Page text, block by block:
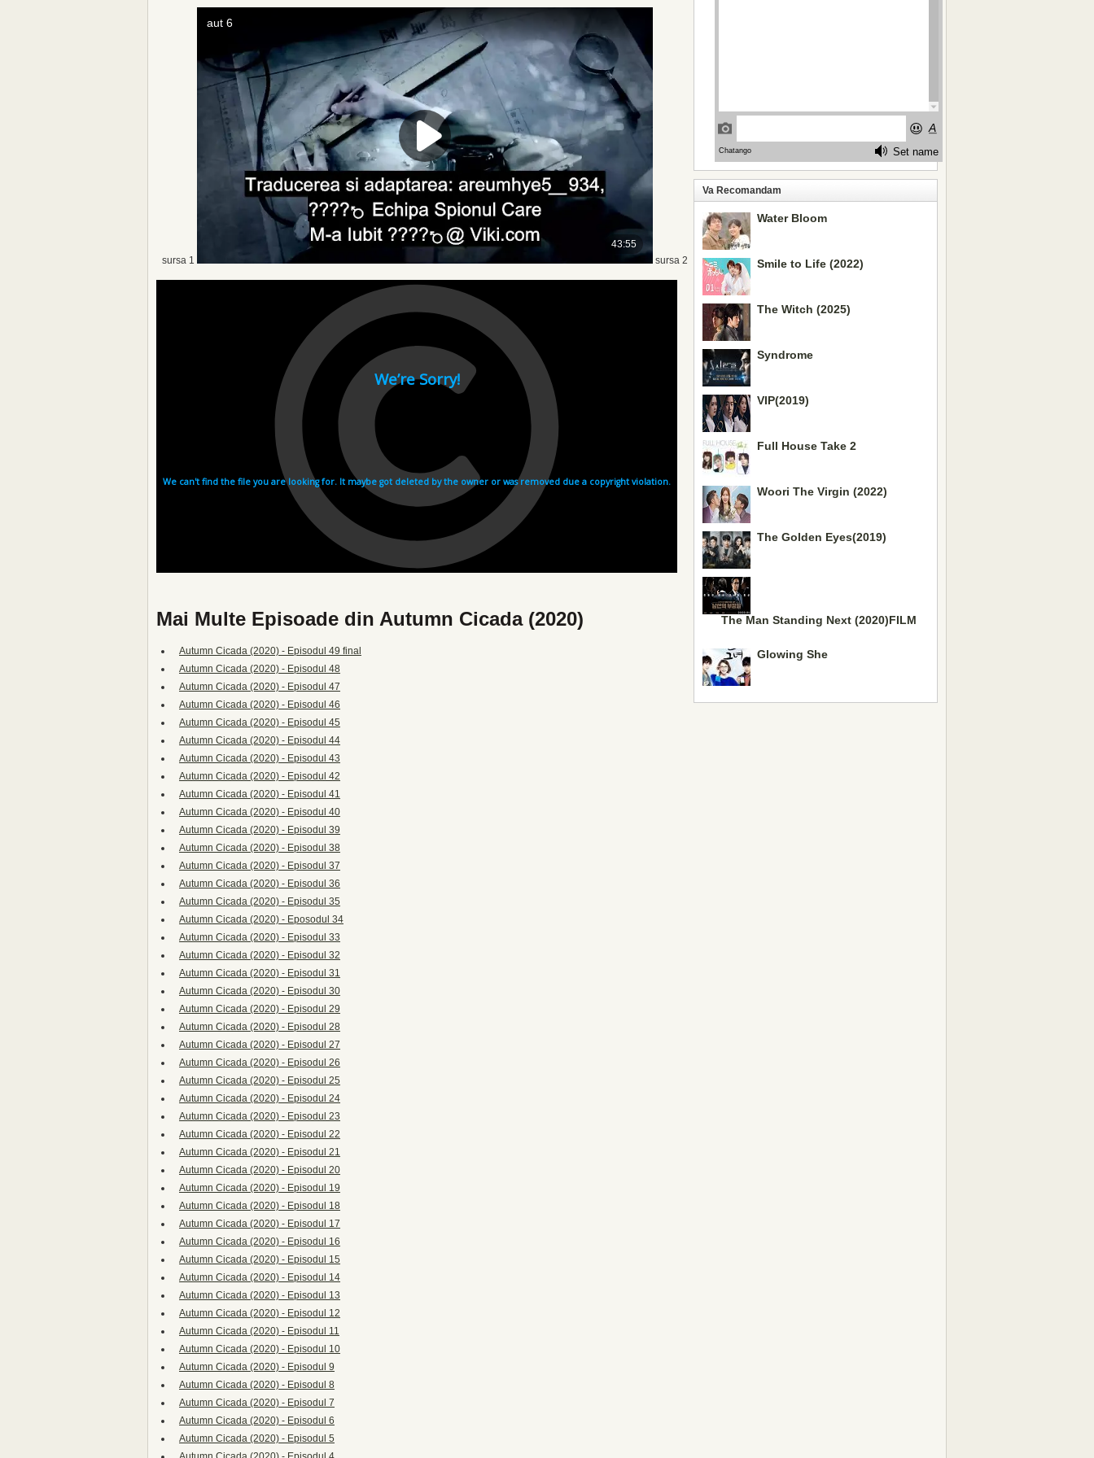
sursa 1 sursa 2
Mai Multe Episoade din Autumn Cicada (2020)
Autumn Cicada (2020) - Episodul 49 final
Autumn Cicada (2020) - Episodul 48
Autumn Cicada (2020) - Episodul 47
Autumn Cicada (2020) - Episodul 46
Autumn Cicada (2020) - Episodul 45
Autumn Cicada (2020) - Episodul 44
Autumn Cicada (2020) - Episodul 43
Autumn Cicada (2020) - Episodul 42
Autumn Cicada (2020) - Episodul 41
Autumn Cicada (2020) - Episodul 40
Autumn Cicada (2020) - Episodul 39
Autumn Cicada (2020) - Episodul 38
Autumn Cicada (2020) - Episodul 37
Autumn Cicada (2020) - Episodul 36
Autumn Cicada (2020) - Episodul 35
Autumn Cicada (2020) - Eposodul 34
Autumn Cicada (2020) - Episodul 33
Autumn Cicada (2020) - Episodul 32
Autumn Cicada (2020) - Episodul 31
Autumn Cicada (2020) - Episodul 30
Autumn Cicada (2020) - Episodul 29
Autumn Cicada (2020) - Episodul 28
Autumn Cicada (2020) - Episodul 27
Autumn Cicada (2020) - Episodul 26
Autumn Cicada (2020) - Episodul 25
Autumn Cicada (2020) - Episodul 24
Autumn Cicada (2020) - Episodul 23
Autumn Cicada (2020) - Episodul 22
Autumn Cicada (2020) - Episodul 21
Autumn Cicada (2020) - Episodul 20
Autumn Cicada (2020) - Episodul 19
Autumn Cicada (2020) - Episodul 18
Autumn Cicada (2020) - Episodul 17
Autumn Cicada (2020) - Episodul 16
Autumn Cicada (2020) - Episodul 15
Autumn Cicada (2020) - Episodul 14
Autumn Cicada (2020) - Episodul 13
Autumn Cicada (2020) - Episodul 12
Autumn Cicada (2020) - Episodul 11
Autumn Cicada (2020) - Episodul 10
Autumn Cicada (2020) - Episodul 9
Autumn Cicada (2020) - Episodul 8
Autumn Cicada (2020) - Episodul 7
Autumn Cicada (2020) - Episodul 6
Autumn Cicada (2020) - Episodul 5
Va Recomandam
Water Bloom
Smile to Life (2022)
The Witch (2025)
Syndrome
VIP(2019)
Full House Take 2
Woori The Virgin (2022)
The Golden Eyes(2019)
The Man Standing Next (2020)FILM
Glowing She